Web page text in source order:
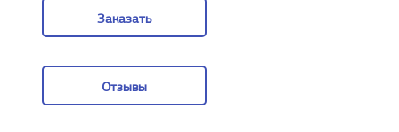
Заказать
Отзывы